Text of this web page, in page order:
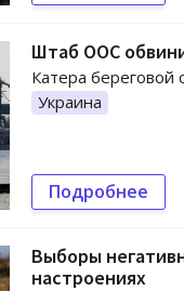
Штаб ООС
Катера
Украина
Подробнее
Выборы
настроениях